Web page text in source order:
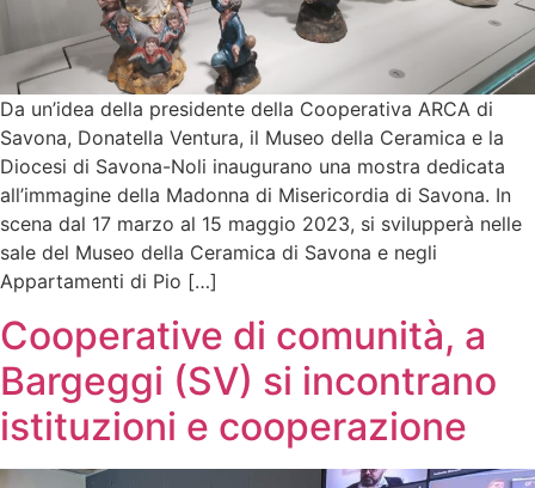
Da un’idea della presidente della Cooperativa ARCA di
Savona, Donatella Ventura, il Museo della Ceramica e la
Diocesi di Savona-Noli inaugurano una mostra dedicata
all’immagine della Madonna di Misericordia di Savona. In
scena dal 17 marzo al 15 maggio 2023, si svilupperà nelle
sale del Museo della Ceramica di Savona e negli
Appartamenti di Pio […]
Cooperative di comunità, a
Bargeggi (SV) si incontrano
istituzioni e cooperazione